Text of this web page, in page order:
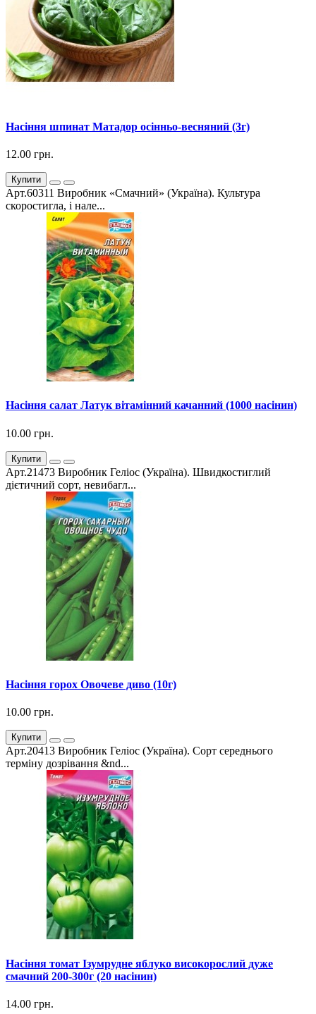
Насіння шпинат Матадор осінньо-весняний (3г)
12.00 грн.
Купити
Арт.60311 Виробник «Смачний» (Україна). Культура
скоростигла, і нале...
Насіння салат Латук вітамінний качанний (1000 насінин)
10.00 грн.
Купити
Арт.21473 Виробник Геліос (Україна). Швидкостиглий
дієтичний сорт, невибагл...
Насіння горох Овочеве диво (10г)
10.00 грн.
Купити
Арт.20413 Виробник Геліос (Україна). Сорт середнього
терміну дозрівання &nd...
Насіння томат Ізумрудне яблуко високорослий дуже
смачний 200-300г (20 насінин)
14.00 грн.